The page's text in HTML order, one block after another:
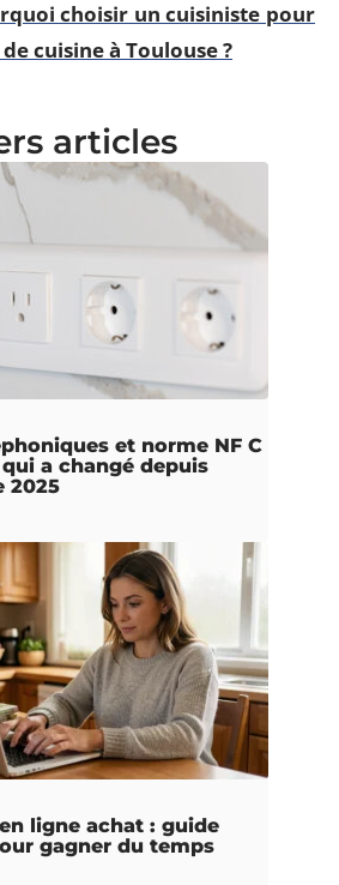
choisir un cuisiniste pour
cuisine à Toulouse ?
articles
et norme NF C
qui a changé depuis
2025
ligne achat : guide
gagner du temps